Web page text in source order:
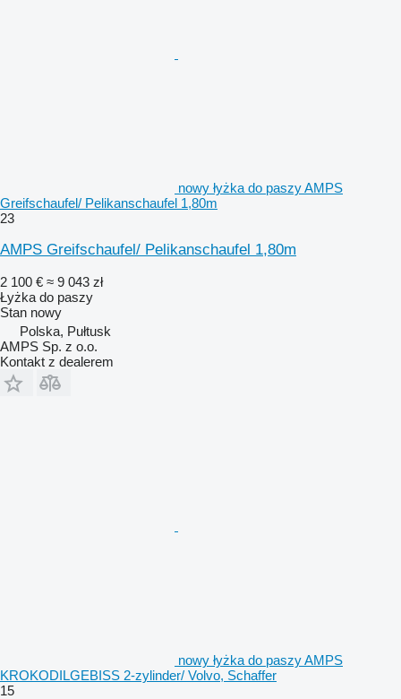
nowy łyżka do paszy AMPS
Greifschaufel/ Pelikanschaufel 1,80m
23
AMPS Greifschaufel/ Pelikanschaufel 1,80m
2 100 € ≈ 9 043 zł
Łyżka do paszy
Stan nowy
Polska, Pułtusk
AMPS Sp. z o.o.
Kontakt z dealerem
nowy łyżka do paszy AMPS
KROKODILGEBISS 2-zylinder/ Volvo, Schaffer
15